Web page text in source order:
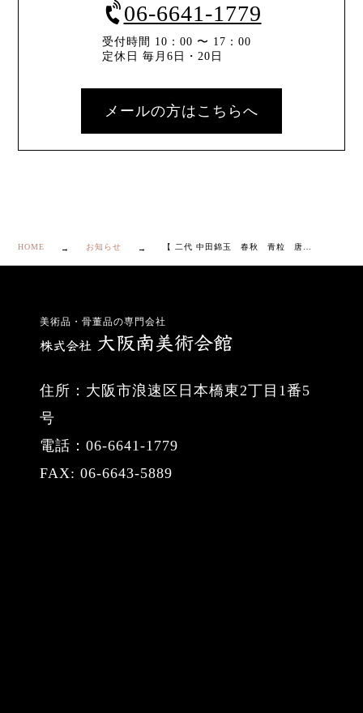
06-6641-1779
受付時間 10：00 〜 17：00
定休日 毎月6日・20日
メールの方はこちらへ
HOME お知らせ
美術品・骨董品の専門会社
住所：大阪市浪速区日本橋東2丁目1番5
号
電話：06-6641-1779
FAX: 06-6643-5889